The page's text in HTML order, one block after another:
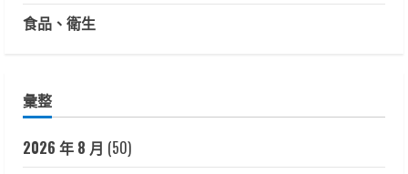
食品、衛生
彙整
2026 年 8 月 (50)